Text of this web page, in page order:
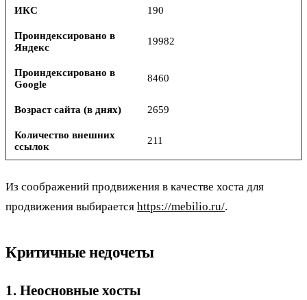
ИКС 190
Проиндексировано в
Яндекс
19982
Проиндексировано в
Google
8460
Возраст сайта (в днях) 2659
Количество внешних
ссылок
211
Из соображений продвижения в качестве хоста для
продвижения выбирается https://mebilio.ru/.
Критичные недочеты
1. Неосновные хосты